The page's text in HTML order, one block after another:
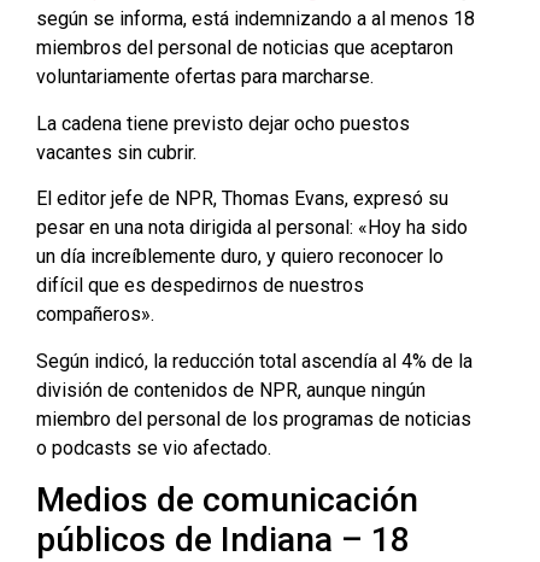
según se informa, está indemnizando a al menos 18
miembros del personal de noticias que aceptaron
voluntariamente ofertas para marcharse.
La cadena tiene previsto dejar ocho puestos
vacantes sin cubrir.
El editor jefe de NPR, Thomas Evans, expresó su
pesar en una nota dirigida al personal: «Hoy ha sido
un día increíblemente duro, y quiero reconocer lo
difícil que es despedirnos de nuestros
compañeros».
Según indicó, la reducción total ascendía al 4% de la
división de contenidos de NPR, aunque ningún
miembro del personal de los programas de noticias
o podcasts se vio afectado.
Medios de comunicación
públicos de Indiana – 18